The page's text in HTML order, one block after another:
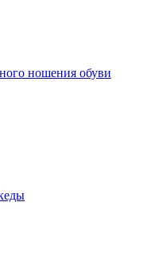
ношения обуви